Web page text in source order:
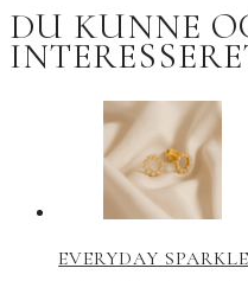
DU KUNNE
EVERYDAY